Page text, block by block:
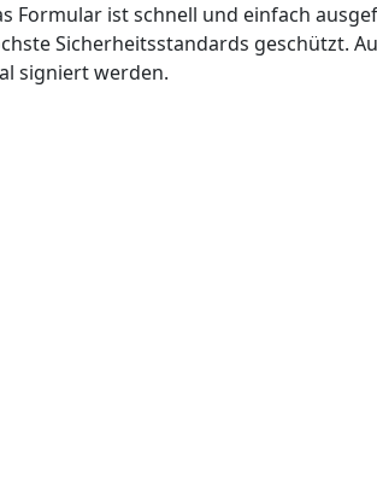
Formular ist schnell und einfach
Sicherheitsstandards geschützt.
signiert werden.